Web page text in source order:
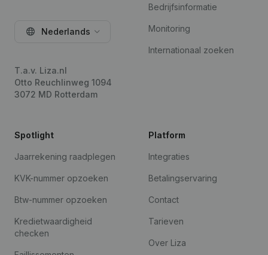
Nederlands
T.a.v. Liza.nl
Otto Reuchlinweg 1094
3072 MD Rotterdam
Bedrijfsinformatie
Monitoring
Internationaal zoeken
Spotlight
Jaarrekening raadplegen
KVK-nummer opzoeken
Btw-nummer opzoeken
Kredietwaardigheid
checken
Platform
Integraties
Betalingservaring
Contact
Tarieven
Over Liza